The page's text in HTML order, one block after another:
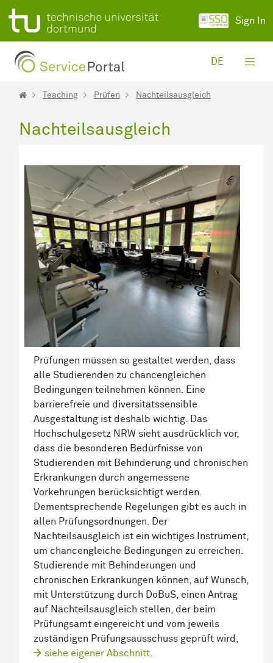
Skip to Main Content
Sign In
DE
Teaching Prüfen Nachteilsausgleich
Nachteilsausgleich
Prüfungen müssen so gestaltet werden, dass
alle Studierenden zu chancengleichen
Bedingungen teilnehmen können. Eine
barrierefreie und diversitätssensible
Ausgestaltung ist deshalb wichtig. Das
Hochschulgesetz NRW sieht ausdrücklich vor,
dass die besonderen Bedürfnisse von
Studierenden mit Behinderung und chronischen
Erkrankungen durch angemessene
Vorkehrungen berücksichtigt werden.
Dementsprechende Regelungen gibt es auch in
allen Prüfungsordnungen. Der
Nachteilsausgleich ist ein wichtiges Instrument,
um chancengleiche Bedingungen zu erreichen.
Studierende mit Behinderungen und
chronischen Erkrankungen können, auf Wunsch,
mit Unterstützung durch DoBuS, einen Antrag
auf Nachteilsausgleich stellen, der beim
Prüfungsamt eingereicht und vom jeweils
zuständigen Prüfungsausschuss geprüft wird,
siehe eigener Abschnitt